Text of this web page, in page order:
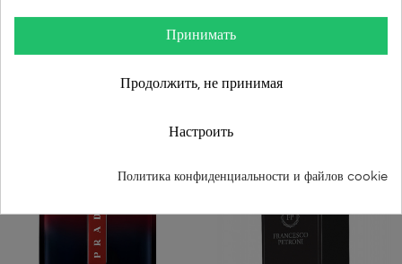
Принимать
Продолжить, не принимая
Настроить
Политика конфиденциальности и файлов cookie